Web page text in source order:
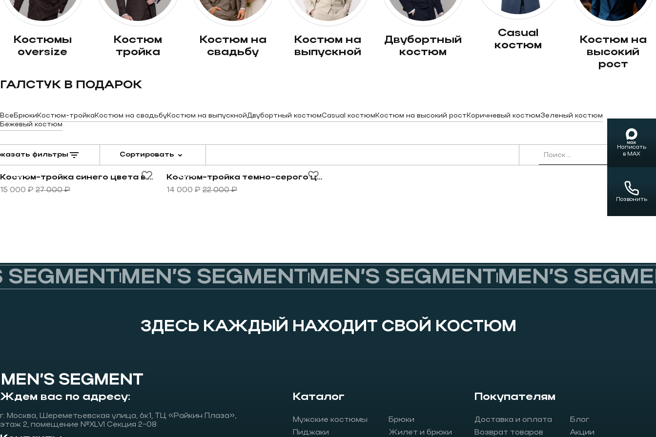
костюмы
oversize
костюм
тройка
костюм на
свадьбу
костюм на
выпускной
двубортный
костюм
casual
костюм
костюм на
высокий
рост
ГАЛСТУК В ПОДАРОК
ВсеБрюкиКостюм-тройкаКостюм на свадьбуКостюм на выпускнойДвубортный костюмCasual костюмКостюм на высокий ростКоричневый костюмЗеленый костюм
Бежевый костюм
фильтры Сортировать
Перейти к товару Костюм-тройка синего цвета в невыраженную серую клетку
-44%
Костюм-тройка синего цвета в невыраженную серую клетку
15 000 ₽ 27 000 ₽
Перейти к товару Костюм-тройка темно-серого цвета в неявную клетку
-36%
Костюм-тройка темно-серого цвета в неявную клетку
14 000 ₽ 22 000 ₽
MEN’S SEGMENTMEN’S SEGMENTMEN’S
ЗДЕСЬ КАЖДЫЙ НАХОДИТ СВОЙ КОСТЮМ
Ждем вас по адресу:
г. Москва, Шереметьевская улица, 6к1, ТЦ «Райкин Плаза»,
этаж 2, помещение №XLVI Секция 2-08
Каталог
Мужские костюмы
Пиджаки
Брюки
Жилет и брюки
Покупателям
Доставка и оплата
Возврат товаров
Блог
Акции
Написать
в MAX
Позвонить